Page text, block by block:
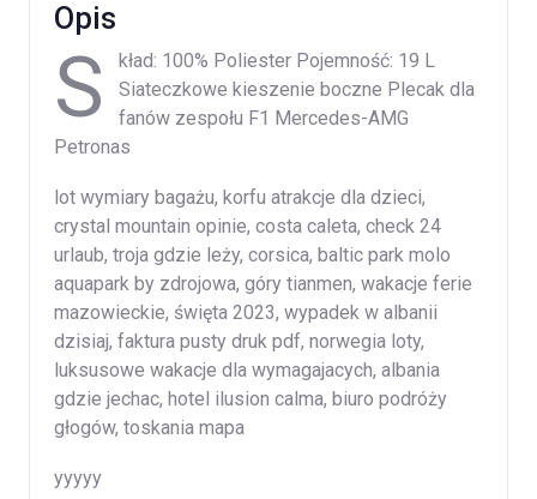
Opis
S
kład: 100% Poliester Pojemność: 19 L
Siateczkowe kieszenie boczne Plecak dla
fanów zespołu F1 Mercedes-AMG
Petronas
lot wymiary bagażu, korfu atrakcje dla dzieci,
crystal mountain opinie, costa caleta, check 24
urlaub, troja gdzie leży, corsica, baltic park molo
aquapark by zdrojowa, góry tianmen, wakacje ferie
mazowieckie, święta 2023, wypadek w albanii
dzisiaj, faktura pusty druk pdf, norwegia loty,
luksusowe wakacje dla wymagajacych, albania
gdzie jechac, hotel ilusion calma, biuro podróży
głogów, toskania mapa
yyyyy